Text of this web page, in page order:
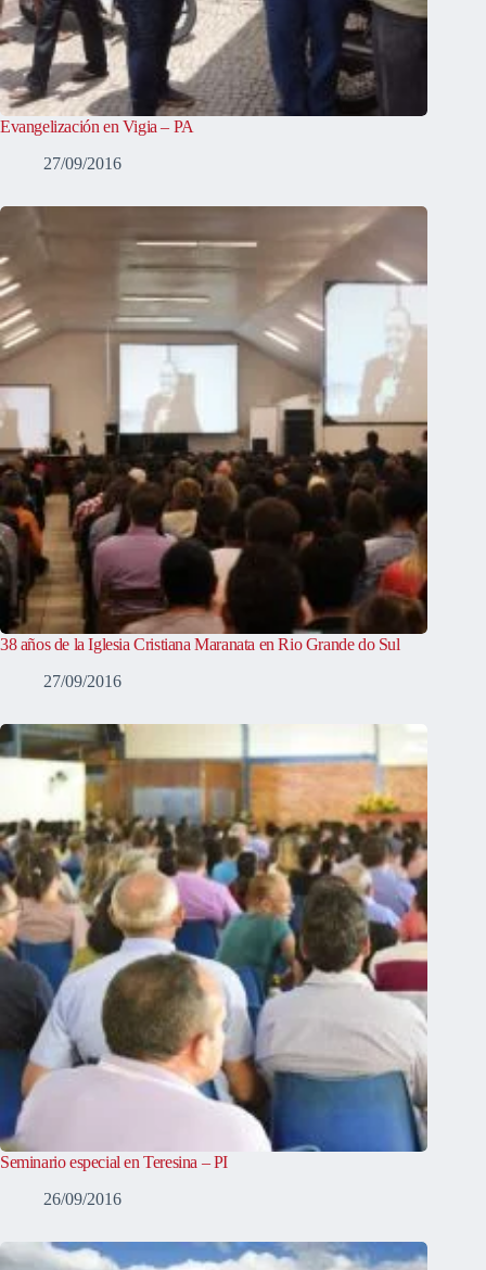
Evangelización en Vigia – PA
27/09/2016
38 años de la Iglesia Cristiana Maranata en Rio Grande do Sul
27/09/2016
Seminario especial en Teresina – PI
26/09/2016